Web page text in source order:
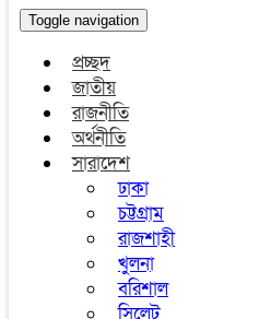
Toggle navigation
প্রচ্ছদ
জাতীয়
রাজনীতি
অর্থনীতি
সারাদেশ
ঢাকা
চট্টগ্রাম
রাজশাহী
খুলনা
বরিশাল